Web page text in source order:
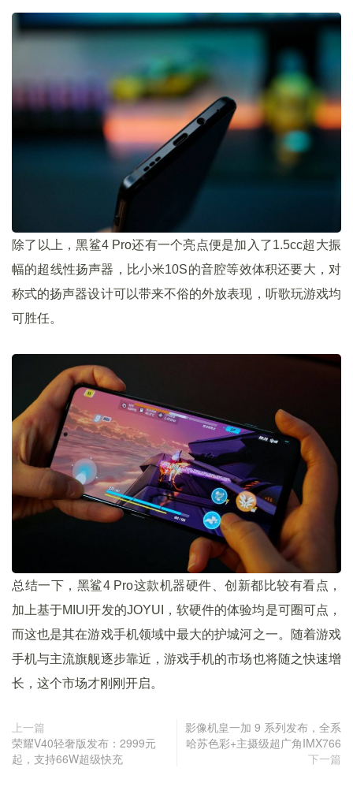
除了以上，黑鲨4 Pro还有一个亮点便是加入了1.5cc超大振
幅的超线性扬声器，比小米10S的音腔等效体积还要大，对
称式的扬声器设计可以带来不俗的外放表现，听歌玩游戏均
可胜任。
总结一下，黑鲨4 Pro这款机器硬件、创新都比较有看点，
加上基于MIUI开发的JOYUI，软硬件的体验均是可圈可点，
而这也是其在游戏手机领域中最大的护城河之一。随着游戏
手机与主流旗舰逐步靠近，游戏手机的市场也将随之快速增
长，这个市场才刚刚开启。
上一篇
荣耀V40轻奢版发布：2999元
起，支持66W超级快充
影像机皇一加 9 系列发布，全系
哈苏色彩+主摄级超广角IMX766
下一篇